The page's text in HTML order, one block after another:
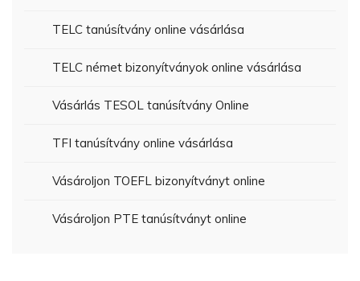
TELC tanúsítvány online vásárlása
TELC német bizonyítványok online vásárlása
Vásárlás TESOL tanúsítvány Online
TFI tanúsítvány online vásárlása
Vásároljon TOEFL bizonyítványt online
Vásároljon PTE tanúsítványt online